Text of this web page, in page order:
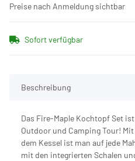
Preise nach Anmeldung sichtbar
Sofort verfügbar
Beschreibung
Das Fire-Maple Kochtopf Set
Outdoor und Camping Tour!
dem Kessel ist man auf jede
mit den integrierten Schalen